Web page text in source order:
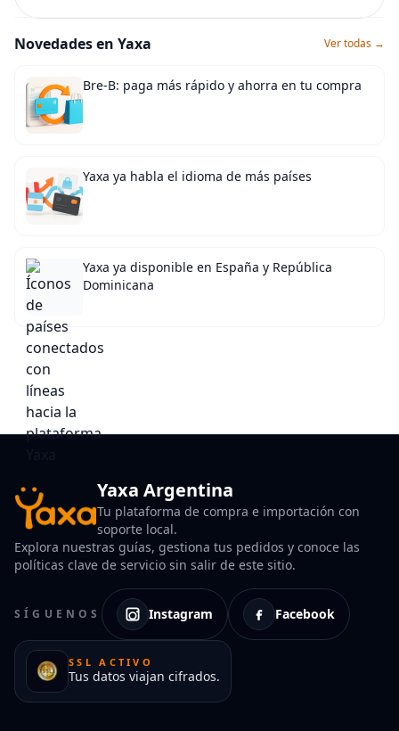
Novedades en Yaxa Ver todas →
Bre-B: paga más rápido y ahorra en tu compra
Yaxa ya habla el idioma de más países
Yaxa ya disponible en España y República
Dominicana
Yaxa Argentina
Tu plataforma de compra e importación con
soporte local.
Explora nuestras guías, gestiona tus pedidos y conoce las
políticas clave de servicio sin salir de este sitio.
SÍGUENOS Instagram Facebook
SSL ACTIVO
Tus datos viajan cifrados.